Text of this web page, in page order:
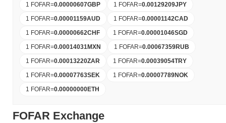
1 FOFAR=0.00000607GBP 1 FOFAR=0.00129209JPY
1 FOFAR=0.00001159AUD 1 FOFAR=0.00001142CAD
1 FOFAR=0.00000662CHF 1 FOFAR=0.00001046SGD
1 FOFAR=0.00014031MXN 1 FOFAR=0.00067359RUB
1 FOFAR=0.00013220ZAR 1 FOFAR=0.00039054TRY
1 FOFAR=0.00007763SEK 1 FOFAR=0.00007789NOK
1 FOFAR=0.00000000ETH
FOFAR Exchange